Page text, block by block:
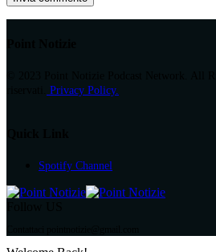
Privacy Policy.
Spotify Channel